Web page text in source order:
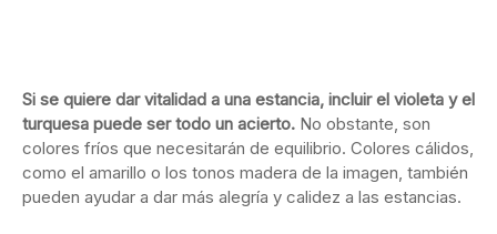
Si se quiere dar vitalidad a una estancia, incluir el violeta y el
turquesa puede ser todo un acierto. No obstante, son
colores fríos que necesitarán de equilibrio. Colores cálidos,
como el amarillo o los tonos madera de la imagen, también
pueden ayudar a dar más alegría y calidez a las estancias.